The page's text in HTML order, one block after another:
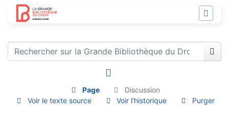
Page
Discussion
Voir le texte source
Voir l’historique Purger